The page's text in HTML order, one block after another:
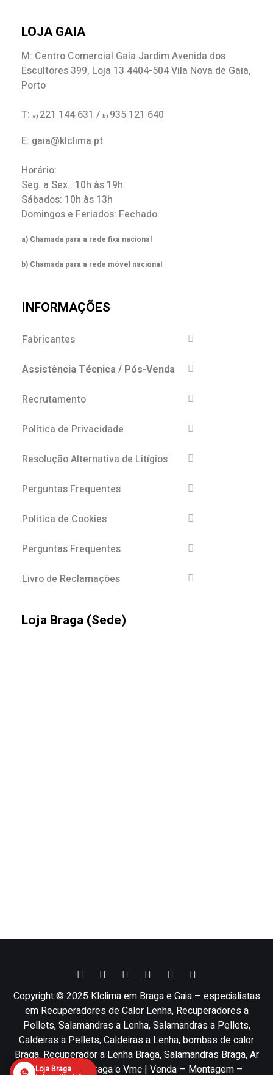
LOJA GAIA
M: Centro Comercial Gaia Jardim Avenida dos
Escultores 399, Loja 13 4404-504 Vila Nova de Gaia,
Porto
T: a) 221 144 631 / b) 935 121 640
E: gaia@klclima.pt
Horário:
Seg. a Sex.: 10h às 19h.
Sábados: 10h às 13h
Domingos e Feriados: Fechado
a) Chamada para a rede fixa nacional
b) Chamada para a rede móvel nacional
INFORMAÇÕES
Fabricantes
Assistência Técnica / Pós-Venda
Recrutamento
Política de Privacidade
Resolução Alternativa de Litígios
Perguntas Frequentes
Politica de Cookies
Perguntas Frequentes
Livro de Reclamações
Loja Braga (Sede)
Copyright © 2025 Klclima em Braga e Gaia – especialistas
em Recuperadores de Calor Lenha, Recuperadores a
Pellets, Salamandras a Lenha, Salamandras a Pellets,
Caldeiras a Pellets, Caldeiras a Lenha, bombas de calor
Braga, Recuperador a Lenha Braga, Salamandras Braga, Ar
condicionado Braga e Vmc | Venda – Montagem –
Loja Braga